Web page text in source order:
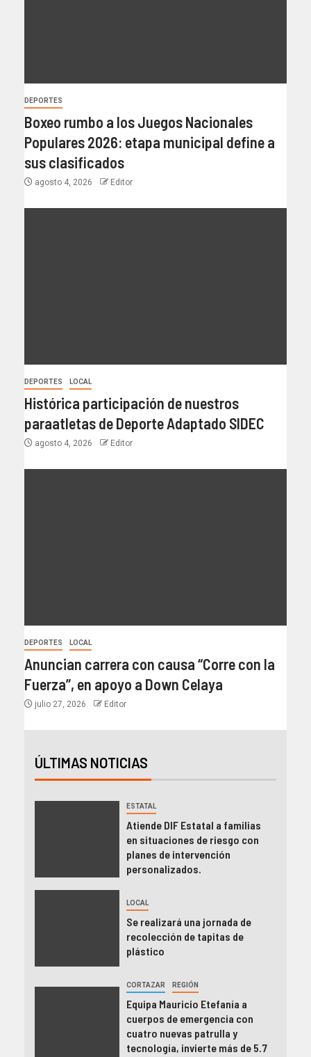
DEPORTES
Boxeo rumbo a los Juegos Nacionales
Populares 2026: etapa municipal define a
sus clasificados
agosto 4, 2026 Editor
DEPORTES LOCAL
Histórica participación de nuestros
paraatletas de Deporte Adaptado SIDEC
agosto 4, 2026 Editor
DEPORTES LOCAL
Anuncian carrera con causa “Corre con la
Fuerza”, en apoyo a Down Celaya
julio 27, 2026 Editor
ÚLTIMAS NOTICIAS
ESTATAL
Atiende DIF Estatal a familias
en situaciones de riesgo con
planes de intervención
personalizados.
LOCAL
Se realizará una jornada de
recolección de tapitas de
plástico
CORTAZAR REGIÓN
Equipa Mauricio Etefanía a
cuerpos de emergencia con
cuatro nuevas patrulla y
tecnología, invierte más de 5.7